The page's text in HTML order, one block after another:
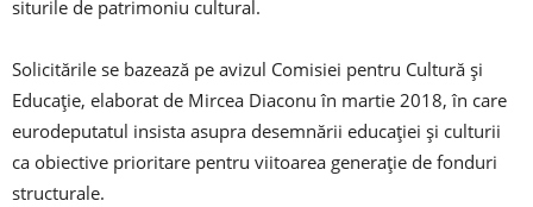
siturile de patrimoniu cultural.
Solicitările se bazează pe avizul Comisiei pentru Cultură și
Educație, elaborat de Mircea Diaconu în martie 2018, în care
eurodeputatul insista asupra desemnării educației și culturii
ca obiective prioritare pentru viitoarea generație de fonduri
structurale.